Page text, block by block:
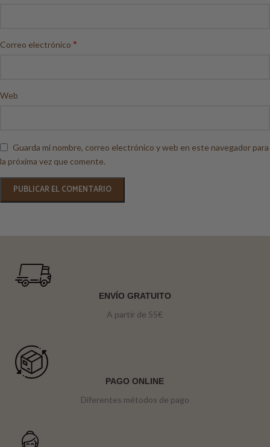
Correo electrónico *
Web
Guarda mi nombre, correo electrónico y web en este navegador para
la próxima vez que comente.
ENVÍO GRATUITO
A partir de 55€
PAGO ONLINE
Diferentes métodos de pago